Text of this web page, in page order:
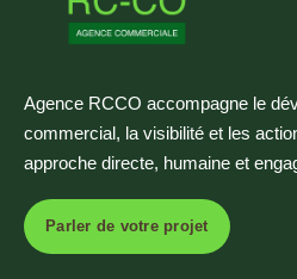
Agence RCCO accompagne le
commercial, la visibilité et les
approche directe, humaine et
Parler de votre projet